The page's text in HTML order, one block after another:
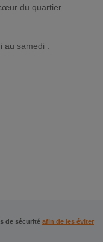
du quartier
samedi .
de sécurité afin de les éviter